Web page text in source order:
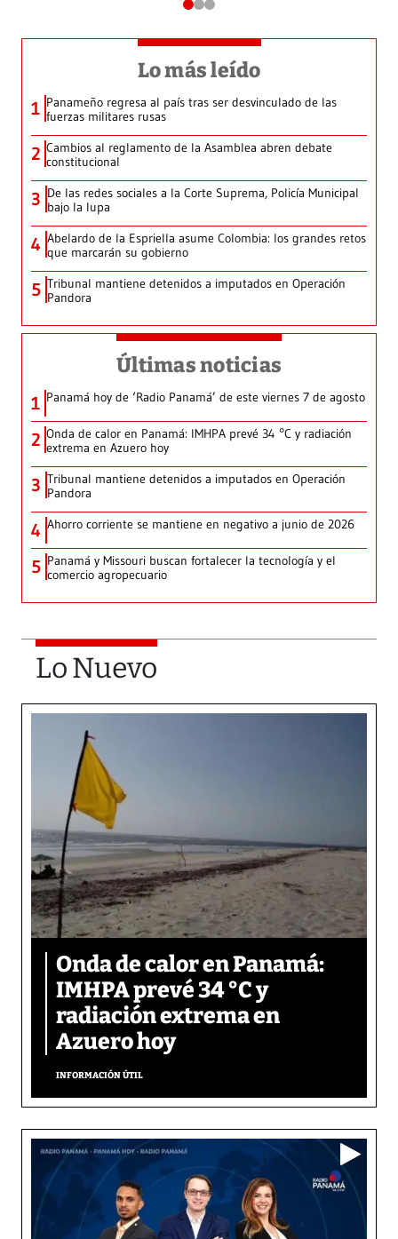
Lo más leído
1 Panameño regresa al país tras ser desvinculado de las
fuerzas militares rusas
2 Cambios al reglamento de la Asamblea abren debate
constitucional
3 De las redes sociales a la Corte Suprema, Policía Municipal
bajo la lupa
4 Abelardo de la Espriella asume Colombia: los grandes retos
que marcarán su gobierno
5 Tribunal mantiene detenidos a imputados en Operación
Pandora
Últimas noticias
1 Panamá hoy de ‘Radio Panamá’ de este viernes 7 de agosto
2 Onda de calor en Panamá: IMHPA prevé 34 °C y radiación
extrema en Azuero hoy
3 Tribunal mantiene detenidos a imputados en Operación
Pandora
4 Ahorro corriente se mantiene en negativo a junio de 2026
5 Panamá y Missouri buscan fortalecer la tecnología y el
comercio agropecuario
Lo Nuevo
Onda de calor en Panamá:
IMHPA prevé 34 °C y
radiación extrema en
Azuero hoy
INFORMACIÓN ÚTIL